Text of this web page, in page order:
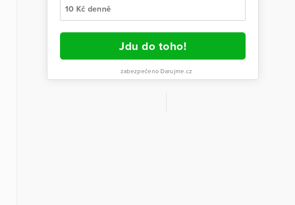
10 Kč denně
Jdu do toho!
zabezpečeno Darujme.cz